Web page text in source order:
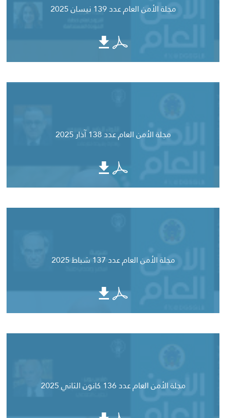
مجلة الأمن العام عدد 139 نيسان 2025
مجلة الأمن العام عدد 138 آذار 2025
مجلة الأمن العام عدد 137 شباط 2025
مجلة الأمن العام عدد 136 كانون الثاني 2025